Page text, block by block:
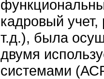
кадровый учет,
т.д.), была
двумя
системами